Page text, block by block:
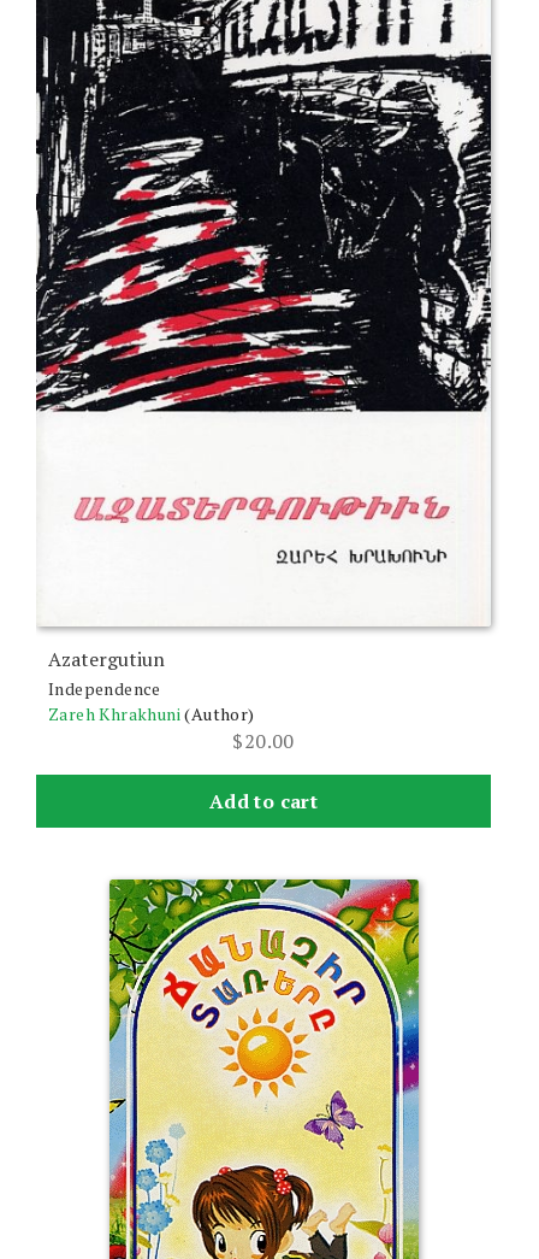
Azatergutiun
Independence
Zareh Khrakhuni(Author)
$20.00
Add to cart